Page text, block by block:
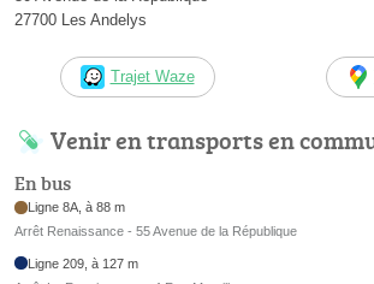
27700 Les Andelys
Trajet Waze
Venir en transports en
En bus
Ligne 8A, à 88 m
Arrêt Renaissance - 55 Avenue de la République
Ligne 209, à 127 m